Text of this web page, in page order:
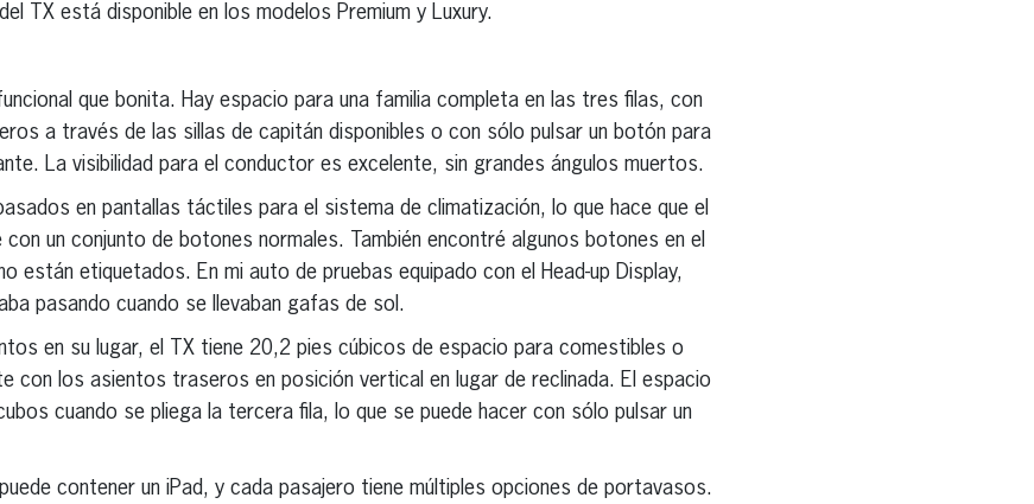
TX está disponible en los modelos Premium y Luxury.
que bonita. Hay espacio para una familia completa en las tres filas, con
a través de las sillas de capitán disponibles o con sólo pulsar un botón para
La visibilidad para el conductor es excelente, sin grandes ángulos muertos.
en pantallas táctiles para el sistema de climatización, lo que hace que el
un conjunto de botones normales. También encontré algunos botones en el
están etiquetados. En mi auto de pruebas equipado con el Head-up Display,
pasando cuando se llevaban gafas de sol.
en su lugar, el TX tiene 20,2 pies cúbicos de espacio para comestibles o
con los asientos traseros en posición vertical en lugar de reclinada. El espacio
cuando se pliega la tercera fila, lo que se puede hacer con sólo pulsar un
contener un iPad, y cada pasajero tiene múltiples opciones de portavasos.